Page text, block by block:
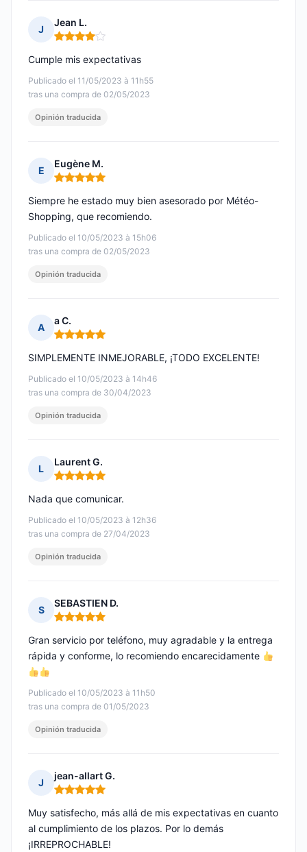
J
Jean L.
Nota: 4 de 5
Publicado el 11/05/2023 à 11h55
tras una compra de 02/05/2023
Cumple mis expectativas
Opinión traducida
E
Eugène M.
Nota: 5 de 5
Publicado el 10/05/2023 à 15h06
tras una compra de 02/05/2023
Siempre he estado muy bien asesorado por Météo-
Shopping, que recomiendo.
Opinión traducida
A
a C.
Nota: 5 de 5
Publicado el 10/05/2023 à 14h46
tras una compra de 30/04/2023
SIMPLEMENTE INMEJORABLE, ¡TODO EXCELENTE!
Opinión traducida
L
Laurent G.
Nota: 5 de 5
Publicado el 10/05/2023 à 12h36
tras una compra de 27/04/2023
Nada que comunicar.
Opinión traducida
S
SEBASTIEN D.
Nota: 5 de 5
Publicado el 10/05/2023 à 11h50
tras una compra de 01/05/2023
Gran servicio por teléfono, muy agradable y la entrega
rápida y conforme, lo recomiendo encarecidamente
Opinión traducida
J
jean-allart G.
Nota: 5 de 5
Muy satisfecho, más allá de mis expectativas en cuanto
al cumplimiento de los plazos. Por lo demás
¡IRREPROCHABLE!